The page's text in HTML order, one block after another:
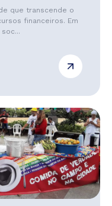
que transcende o
financeiros. Em